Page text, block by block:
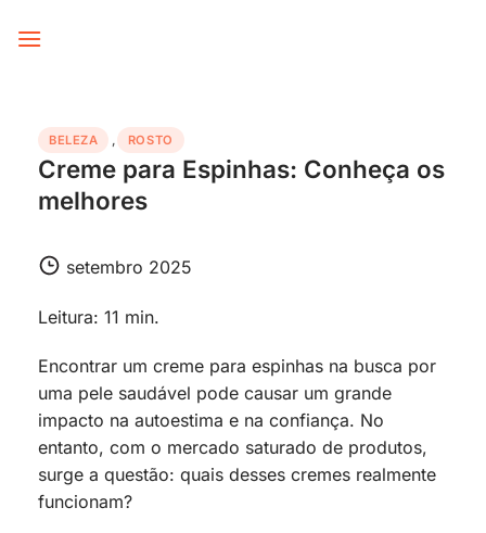
BELEZA , ROSTO
Creme para Espinhas: Conheça os
melhores
setembro 2025
Leitura: 11 min.
Encontrar um creme para espinhas na busca por
uma pele saudável pode causar um grande
impacto na autoestima e na confiança. No
entanto, com o mercado saturado de produtos,
surge a questão: quais desses cremes realmente
funcionam?